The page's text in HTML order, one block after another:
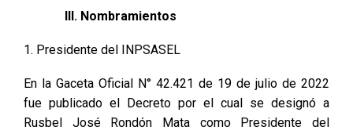
III. Nombramientos
1. Presidente del INPSASEL
En la Gaceta Oficial N° 42.421 de 19 de julio de 2022
fue publicado el Decreto por el cual se designó a
Rusbel José Rondón Mata como Presidente del